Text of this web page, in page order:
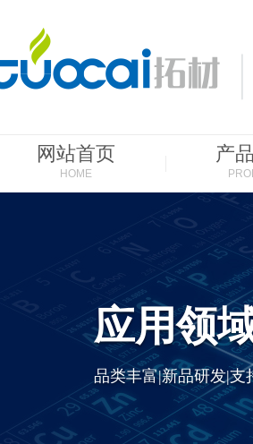
网站首页
HOME
产
应用领
品类丰富|新品研发|支